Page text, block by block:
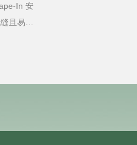
In 安
且易于